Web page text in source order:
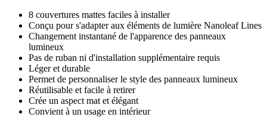
8 couvertures mattes faciles à installer
Conçu pour s'adapter aux éléments de lumière Nanoleaf Lines
Changement instantané de l'apparence des panneaux
lumineux
Pas de ruban ni d'installation supplémentaire requis
Léger et durable
Permet de personnaliser le style des panneaux lumineux
Réutilisable et facile à retirer
Crée un aspect mat et élégant
Convient à un usage en intérieur